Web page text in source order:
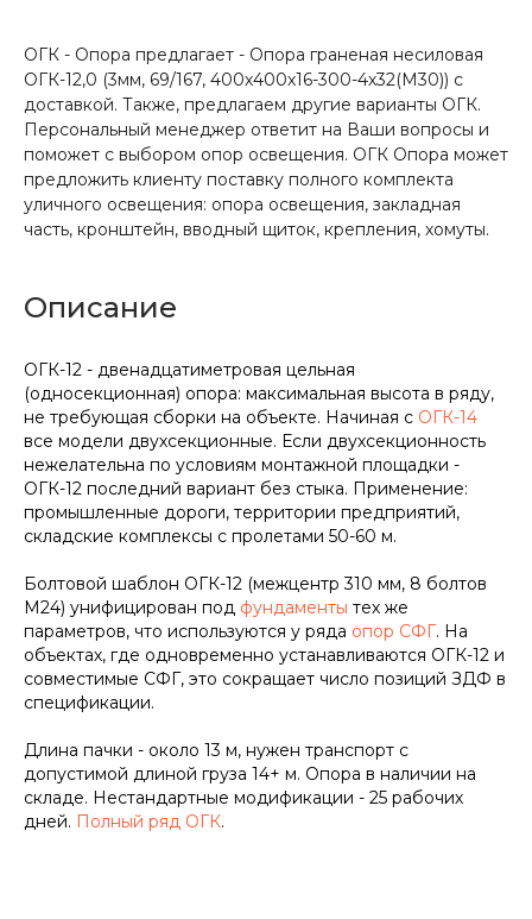
ОГК - Опора предлагает - Опора граненая несиловая
ОГК-12,0 (3мм, 69/167, 400х400х16-300-4х32(М30)) с
доставкой. Также, предлагаем другие варианты ОГК.
Персональный менеджер ответит на Ваши вопросы и
поможет с выбором опор освещения. ОГК Опора может
предложить клиенту поставку полного комплекта
уличного освещения: опора освещения, закладная
часть, кронштейн, вводный щиток, крепления, хомуты.
Описание
ОГК-12 - двенадцатиметровая цельная
(односекционная) опора: максимальная высота в ряду,
не требующая сборки на объекте. Начиная с ОГК-14
все модели двухсекционные. Если двухсекционность
нежелательна по условиям монтажной площадки -
ОГК-12 последний вариант без стыка. Применение:
промышленные дороги, территории предприятий,
складские комплексы с пролетами 50-60 м.
Болтовой шаблон ОГК-12 (межцентр 310 мм, 8 болтов
М24) унифицирован под фундаменты тех же
параметров, что используются у ряда опор СФГ. На
объектах, где одновременно устанавливаются ОГК-12 и
совместимые СФГ, это сокращает число позиций ЗДФ в
спецификации.
Длина пачки - около 13 м, нужен транспорт с
допустимой длиной груза 14+ м. Опора в наличии на
складе. Нестандартные модификации - 25 рабочих
дней. Полный ряд ОГК.